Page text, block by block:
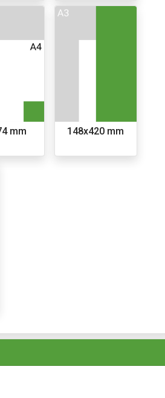
mm 148x420 mm